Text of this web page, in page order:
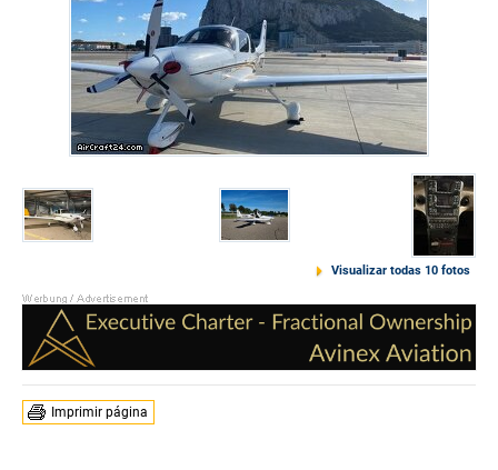
Visualizar todas 10 fotos
Imprimir página